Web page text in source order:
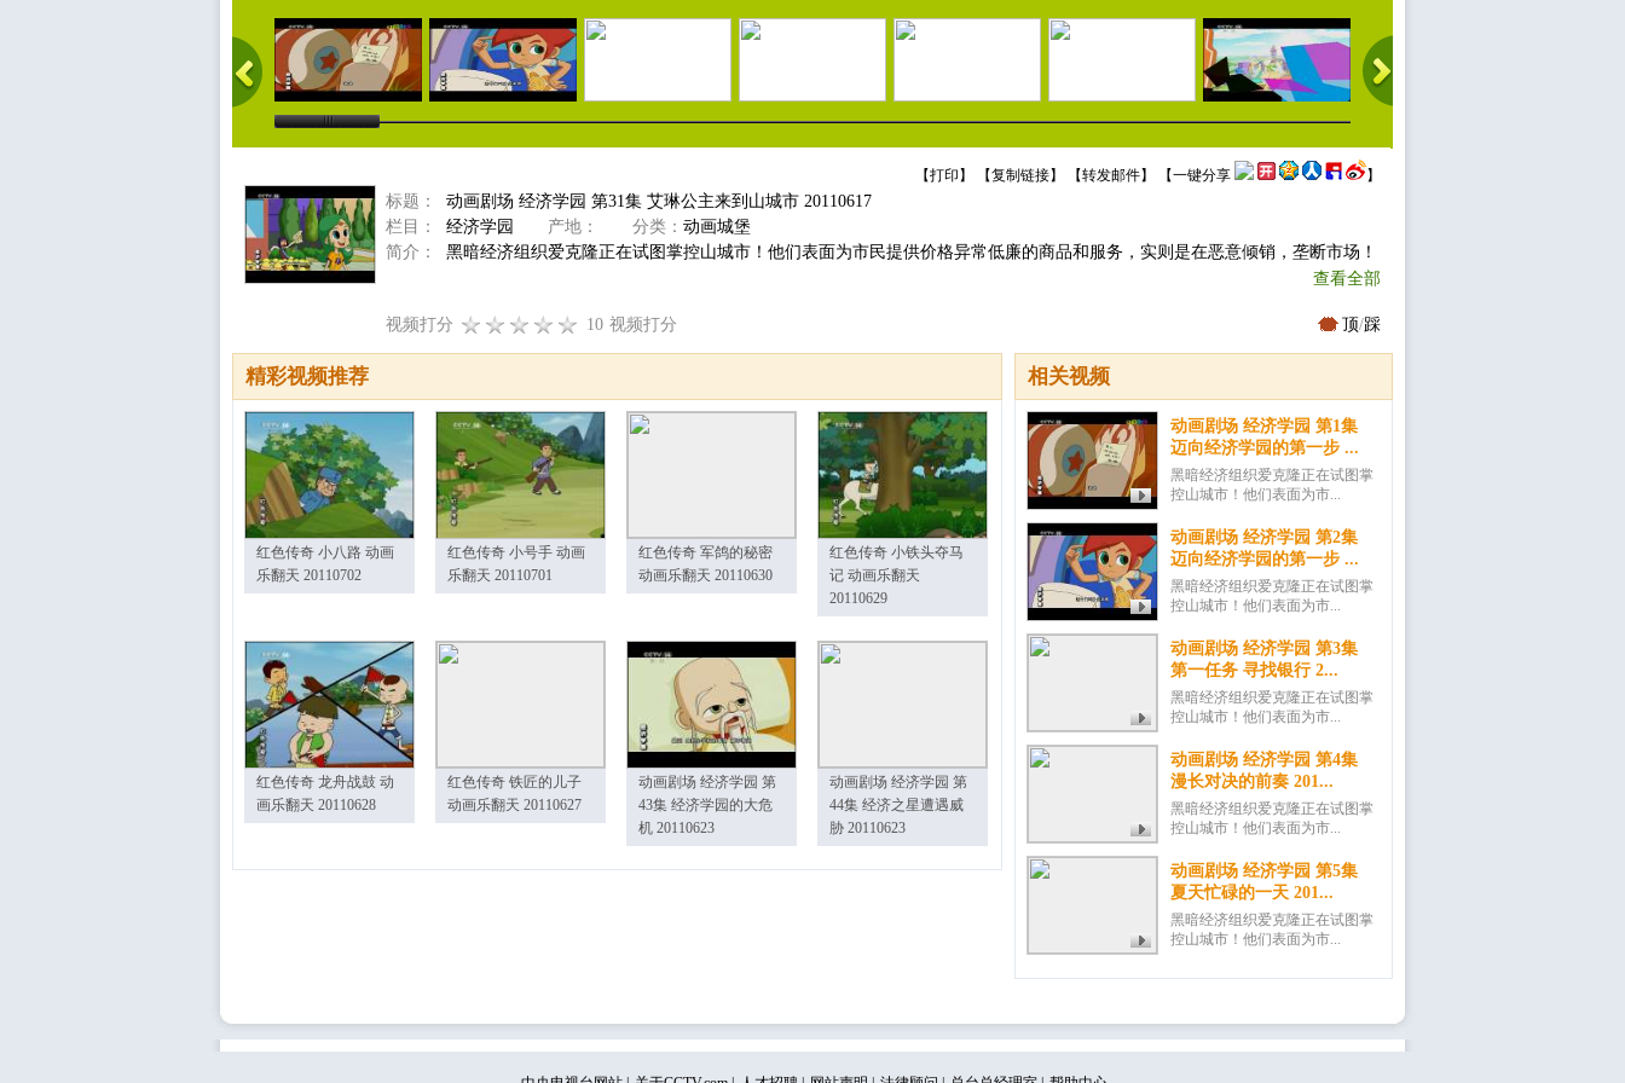
【打印 】 【复制链接】 【转发邮件】 【一键分享 】
标题：
动画剧场 经济学园 第31集 艾琳公主来到山城市 20110617
栏目：
经济学园 产地： 分类： 动画城堡
简介：
黑暗经济组织爱克隆正在试图掌控山城市！他们表面为市民提供价格异常低廉的商品和服务，实则是在恶意倾销，垄断市场！
查看全部
视频打分 10 视频打分 顶/踩
相关视频
动画剧场 经济学园 第1集
迈向经济学园的第一步 ...
黑暗经济组织爱克隆正在试图掌
控山城市！他们表面为市...
动画剧场 经济学园 第2集
迈向经济学园的第一步 ...
黑暗经济组织爱克隆正在试图掌
控山城市！他们表面为市...
动画剧场 经济学园 第3集
第一任务 寻找银行 2...
黑暗经济组织爱克隆正在试图掌
控山城市！他们表面为市...
动画剧场 经济学园 第4集
漫长对决的前奏 201...
黑暗经济组织爱克隆正在试图掌
控山城市！他们表面为市...
动画剧场 经济学园 第5集
夏天忙碌的一天 201...
黑暗经济组织爱克隆正在试图掌
控山城市！他们表面为市...
精彩视频推荐
红色传奇 小八路 动画
乐翻天 20110702
红色传奇 小号手 动画
乐翻天 20110701
红色传奇 军鸽的秘密
动画乐翻天 20110630
红色传奇 小铁头夺马
记 动画乐翻天
20110629
红色传奇 龙舟战鼓 动
画乐翻天 20110628
红色传奇 铁匠的儿子
动画乐翻天 20110627
动画剧场 经济学园 第
43集 经济学园的大危
机 20110623
动画剧场 经济学园 第
44集 经济之星遭遇威
胁 20110623